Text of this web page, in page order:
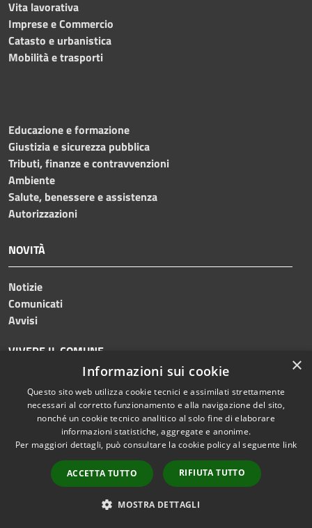
Vita lavorativa
Imprese e Commercio
Catasto e urbanistica
Mobilità e trasporti
Educazione e formazione
Giustizia e sicurezza pubblica
Tributi, finanze e contravvenzioni
Ambiente
Salute, benessere e assistenza
Autorizzazioni
NOVITÀ
Notizie
Comunicati
Avvisi
VIVERE IL COMUNE
Luoghi
Eventi
CONTATTI
Comune di Roncade
80009430267
×
Informazioni sui cookie
Questo sito web utilizza cookie tecnici e assimilati strettamente
necessari al corretto funzionamento e alla navigazione del sito,
nonché un cookie tecnico analitico al solo fine di elaborare
informazioni statistiche, aggregate e anonime.
Per maggiori dettagli, può consultare la cookie policy al seguente link
ACCETTA TUTTO RIFIUTA TUTTO
MOSTRA DETTAGLI